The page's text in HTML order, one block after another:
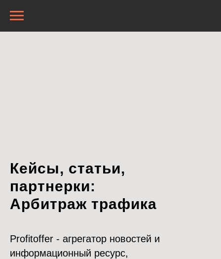
Кейсы, статьи,
партнерки:
Арбитраж трафика
Profitoffer - агрегатор новостей и
информационный ресурс,